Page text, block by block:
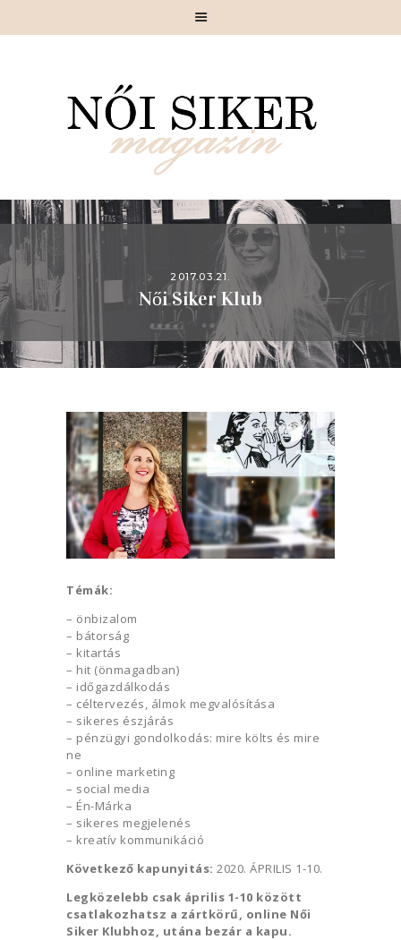
2017.03.21.
Női Siker Klub
MAGAZIN
SIKERSZTORI
CÉLIRÁNY
SZÉPÍTÉSZ
MOTIVÁCIÓ
GASZTRONÓMIA
PIHENŐ
RÓLUNK
KAPCSOLAT
Témák:
– önbizalom
– bátorság
– kitartás
– hit (önmagadban)
– időgazdálkodás
– céltervezés, álmok megvalósítása
– sikeres észjárás
– pénzügyi gondolkodás: mire költs és mire
ne
– online marketing
– social media
– Én-Márka
– sikeres megjelenés
– kreatív kommunikáció
Következő kapunyitás: 2020. ÁPRILIS 1-10.
Legközelebb csak április 1-10 között
csatlakozhatsz a zártkörű, online Női
Siker Klubhoz, utána bezár a kapu.